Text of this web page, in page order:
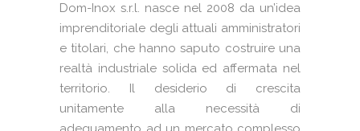
Dom-Inox s.r.l. nasce nel 2008 da un’idea
imprenditoriale degli attuali amministratori
e titolari, che hanno saputo costruire una
realtà industriale solida ed affermata nel
territorio. Il desiderio di crescita
unitamente alla necessità di